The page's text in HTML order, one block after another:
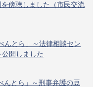
傍聴しました（市民交流
んとら」～法律相談セン
開しました
んとら」～刑事弁護の豆